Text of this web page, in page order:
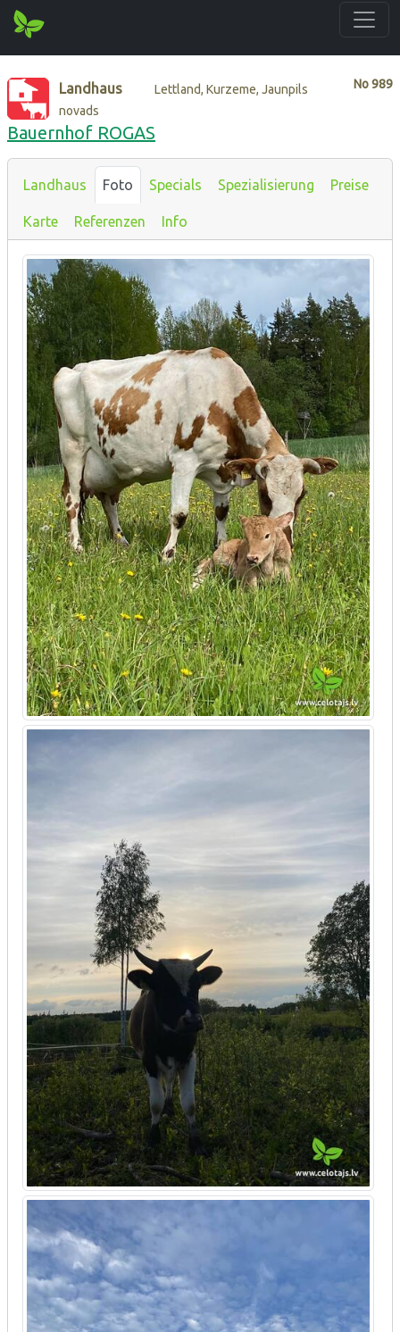
No989
Landhaus
Lettland, Kurzeme, Jaunpils
novads
Bauernhof ROGAS
Landhaus Foto Specials Spezialisierung Preise
Karte Referenzen Info